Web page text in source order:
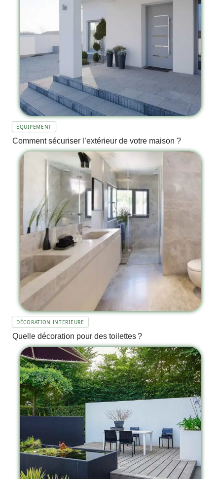
EQUIPEMENT
Comment sécuriser l’extérieur de votre maison ?
DÉCORATION INTERIEURE
Quelle décoration pour des toilettes ?